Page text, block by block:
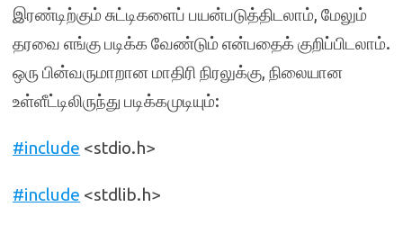
இரண்டிற்கும் சுட்டிகளைப் பயன்படுத்திடலாம், மேலும்
தரவை எங்கு படிக்க வேண்டும் என்பதைக் குறிப்பிடலாம்.
ஒரு பின்வருமாறான மாதிரி நிரலுக்கு, நிலையான
உள்ளீட்டிலிருந்து படிக்கமுடியும்:
#include <stdio.h>
#include <stdlib.h>